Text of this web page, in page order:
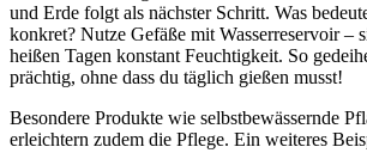
und Erde folgt als nächster Schritt. Was
konkret? Nutze Gefäße mit Wasserreservoir –
heißen Tagen konstant Feuchtigkeit. So
prächtig, ohne dass du täglich gießen musst!
Besondere Produkte wie selbstbewässernde
erleichtern zudem die Pflege. Ein weiteres